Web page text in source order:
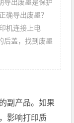
导出废墨是保护
确导出废墨？
机连接上电
后盖，找到废墨
副产品。如果
影响打印质